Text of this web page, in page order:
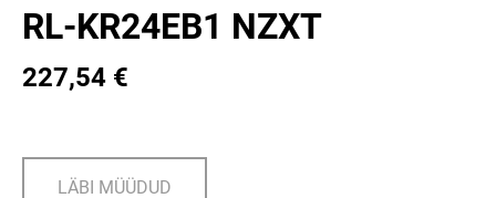
RL-KR24EB1 NZXT
227,54 €
LÄBI MÜÜDUD